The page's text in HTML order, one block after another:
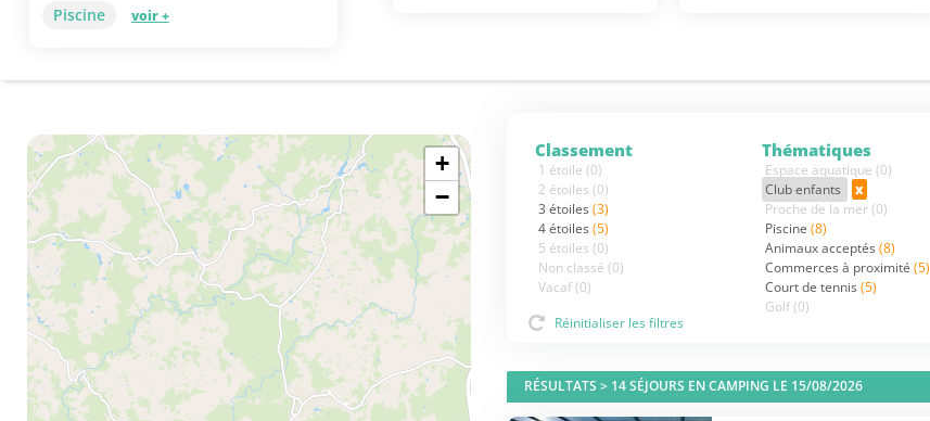
Piscine
voir +
+
−
Classement
1 étoile(0)
2 étoiles(0)
3 étoiles(3)
4 étoiles(5)
5 étoiles(0)
Non classé(0)
Vacaf(0)
Thématiques
Espace aquatique(0)
Club enfants
x
Proche de la mer(0)
Piscine(8)
Animaux acceptés(8)
Commerces à proximité(5)
Court de tennis(5)
Golf(0)
Réinitialiser les filtres
RÉSULTATS > 14SÉJOURS EN CAMPING LE 15/08/2026